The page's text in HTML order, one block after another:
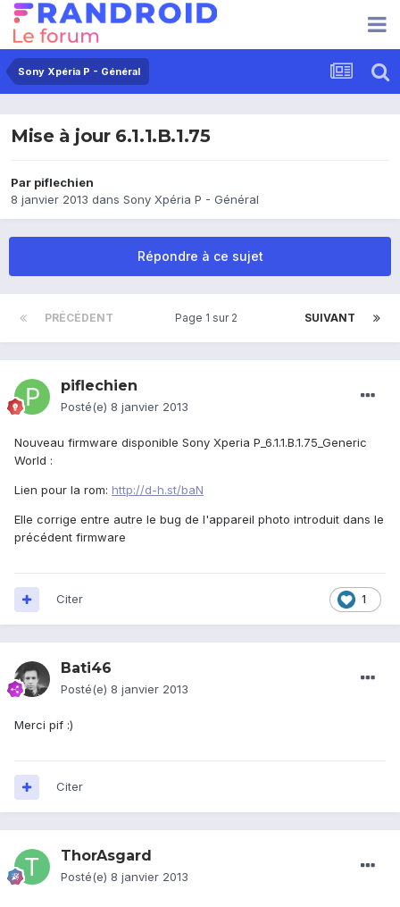
Sony Xpéria P - Général
Mise à jour 6.1.1.B.1.75
Par piflechien
8 janvier 2013 dans Sony Xpéria P - Général
Répondre à ce sujet
PRÉCÉDENT SUIVANT
Page 1 sur 2
piflechien
Posté(e) 8 janvier 2013
Nouveau firmware disponible Sony Xperia P_6.1.1.B.1.75_Generic
World :
Lien pour la rom: http://d-h.st/baN
Elle corrige entre autre le bug de l'appareil photo introduit dans le
précédent firmware
1
Citer
Bati46
Posté(e) 8 janvier 2013
Merci pif :)
Citer
ThorAsgard
Posté(e) 8 janvier 2013